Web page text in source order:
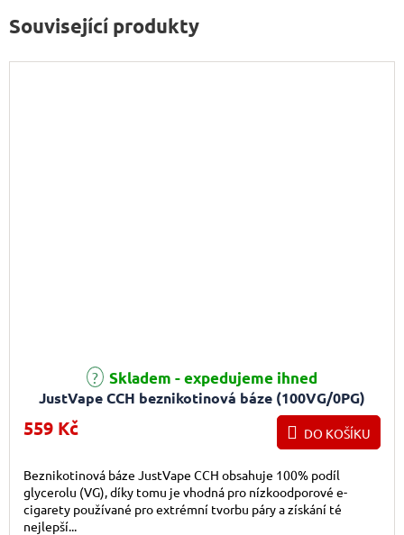
Související produkty
JustVape CCH beznikotinová báze (100VG/0PG)
Skladem - expedujeme ihned
559 Kč DO KOŠÍKU
Beznikotinová báze JustVape CCH obsahuje 100% podíl
glycerolu (VG), díky tomu je vhodná pro nízkoodporové e-
cigarety používané pro extrémní tvorbu páry a získání té
nejlepší...